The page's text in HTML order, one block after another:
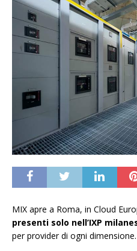
MIX apre a Roma, in Cloud
presenti solo nell’IXP
per provider di ogni dimensione.